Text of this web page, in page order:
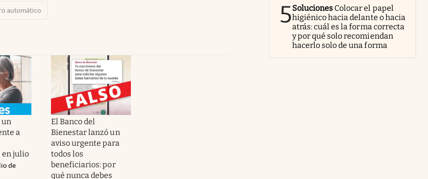
automático
un
a
julio
de
El Banco del
Bienestar lanzó un
aviso urgente para
todos los
beneficiarios: por
qué nunca debes
5Soluciones Colocar el papel
higiénico hacia delante o hacia
atrás: cuál es la forma correcta
y por qué solo recomiendan
hacerlo solo de una forma